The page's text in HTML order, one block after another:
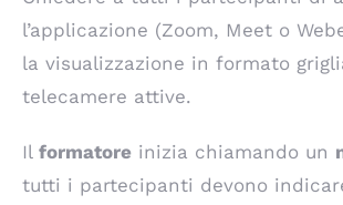
l’applicazione (Zoom, Meet o
la visualizzazione in formato
telecamere attive.
Il formatore inizia chiamando un
tutti i partecipanti devono